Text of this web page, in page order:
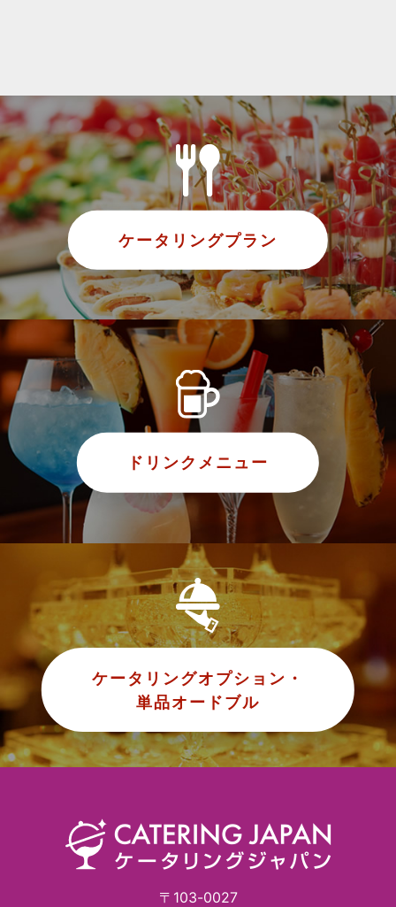
ケータリングプラン
ドリンクメニュー
ケータリングオプション・
単品オードブル
〒103-0027